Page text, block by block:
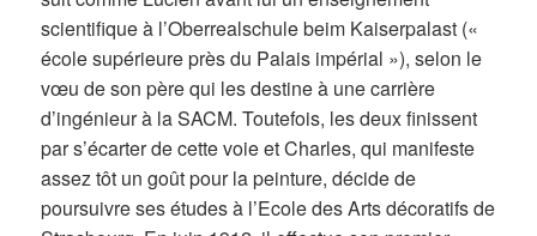
scientifique à l’Oberrealschule beim Kaiserpalast («
école supérieure près du Palais impérial »), selon le
vœu de son père qui les destine à une carrière
d’ingénieur à la SACM. Toutefois, les deux finissent
par s’écarter de cette voie et Charles, qui manifeste
assez tôt un goût pour la peinture, décide de
poursuivre ses études à l’Ecole des Arts décoratifs de